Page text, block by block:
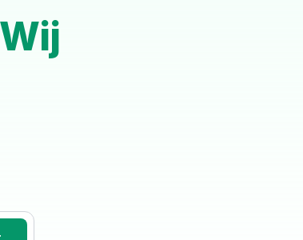
Wij